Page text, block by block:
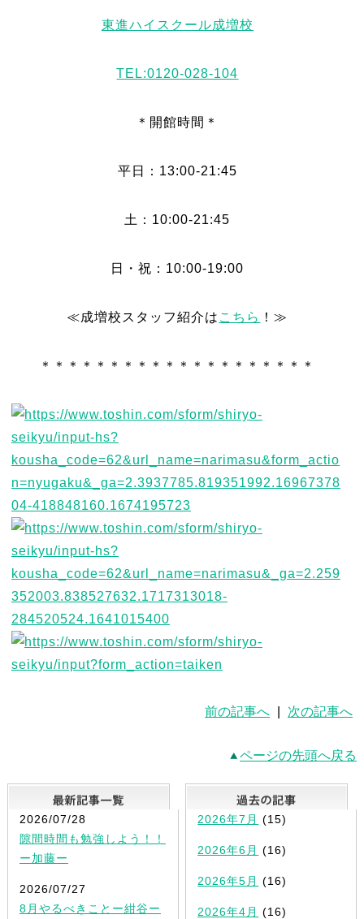
東進ハイスクール成増校
TEL:0120-028-104
＊開館時間＊
平日：13:00-21:45
土：10:00-21:45
日・祝：10:00-19:00
≪成増校スタッフ紹介は こちら ！≫
＊＊＊＊＊＊＊＊＊＊＊＊＊＊＊＊＊＊＊＊
前の記事へ 次の記事へ
ページの先頭へ戻る
最新記事一覧
2026/07/28
隙間時間も勉強しよう！！
ー加藤ー
2026/07/27
8月やるべきことー紺谷ー
2026年7月 (15)
2026年6月 (16)
2026年5月 (16)
2026年4月 (16)